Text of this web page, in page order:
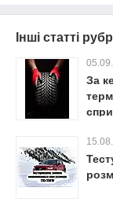
Інші статті
За